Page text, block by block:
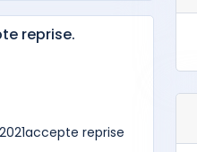
reprise.
reprise